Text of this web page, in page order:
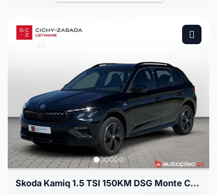
Skoda Kamiq 1.5 TSI 150KM DSG Monte Carlo|Kamera|Panorama|Salon PL|Gwarancja